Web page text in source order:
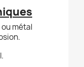
métal